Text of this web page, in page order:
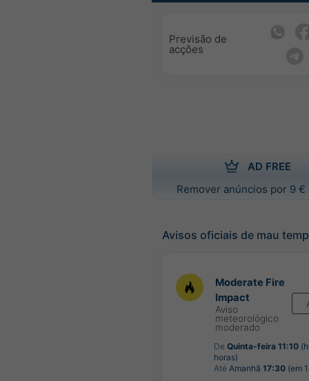
Previsão de
acções
AD FREE
Remover anúncios por 9 €
Avisos oficiais de mau
Moderate Fire
Impact
Aviso
meteorológico
moderado
De Quinta-feira 11:10
horas)
Até Amanhã 17:30 (em